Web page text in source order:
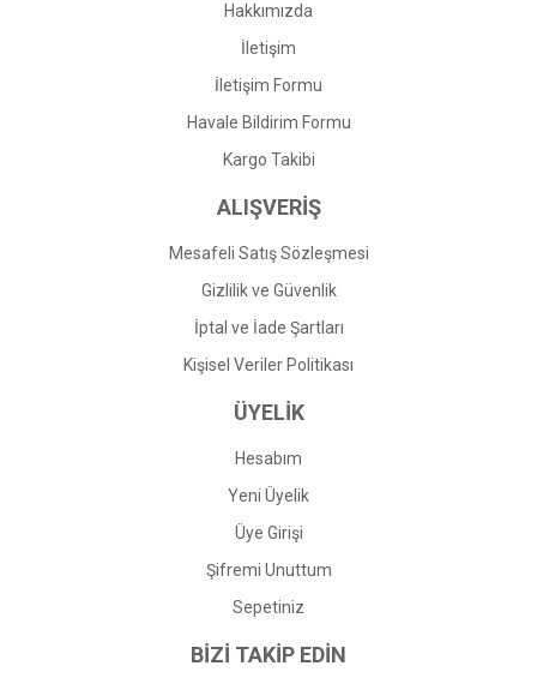
Hakkımızda
İletişim
İletişim Formu
Havale Bildirim Formu
Kargo Takibi
ALIŞVERİŞ
Mesafeli Satış Sözleşmesi
Gizlilik ve Güvenlik
İptal ve İade Şartları
Kişisel Veriler Politikası
ÜYELİK
Hesabım
Yeni Üyelik
Üye Girişi
Şifremi Unuttum
Sepetiniz
BİZİ TAKİP EDİN